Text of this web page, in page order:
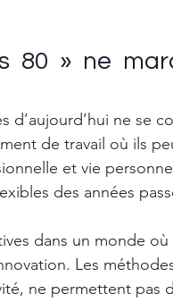
80 » ne
d’aujourd’hui ne se
de travail où ils
et vie
des années
dans un monde
Les
ne permettent pas